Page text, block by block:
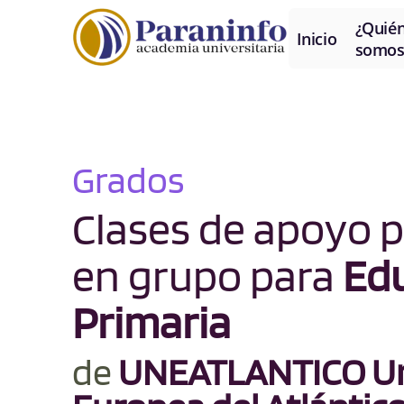
Inicio
Grados
Clases de apoyo
en grupo para
Primaria
de UNEATLANTICO